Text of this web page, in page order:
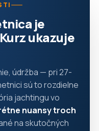
je
ukazuje
údržba — pri 27-
sú to rozdielne
jachtingu vo
nuansy troch
na skutočných